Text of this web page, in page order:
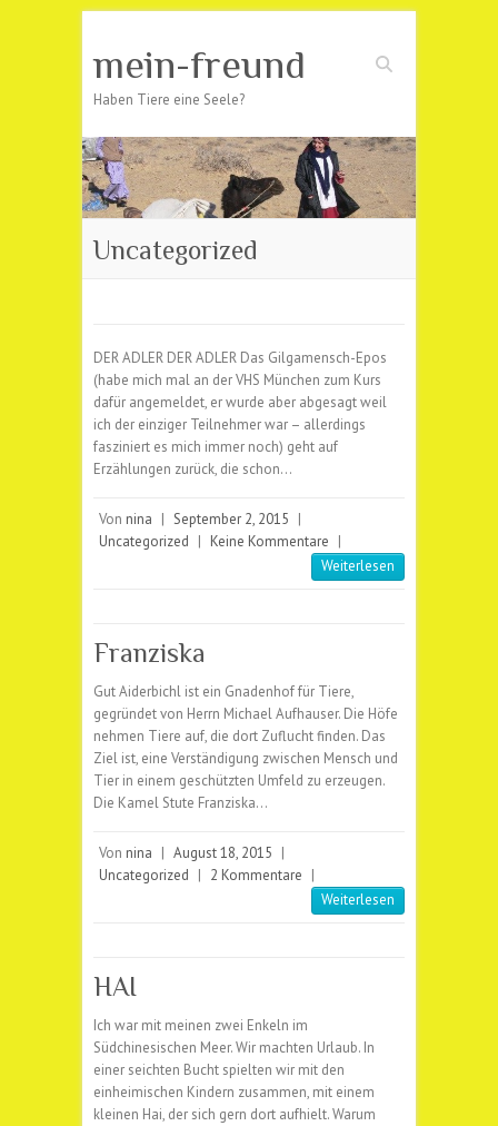
Suchen
mein-freund
Haben Tiere eine Seele?
Uncategorized
DER ADLER DER ADLER Das Gilgamensch-Epos
(habe mich mal an der VHS München zum Kurs
dafür angemeldet, er wurde aber abgesagt weil
ich der einziger Teilnehmer war – allerdings
fasziniert es mich immer noch) geht auf
Erzählungen zurück, die schon…
Von nina | September 2, 2015 |
Uncategorized | Keine Kommentare |
Weiterlesen
Franziska
Gut Aiderbichl ist ein Gnadenhof für Tiere,
gegründet von Herrn Michael Aufhauser. Die Höfe
nehmen Tiere auf, die dort Zuflucht finden. Das
Ziel ist, eine Verständigung zwischen Mensch und
Tier in einem geschützten Umfeld zu erzeugen.
Die Kamel Stute Franziska…
Von nina | August 18, 2015 |
Uncategorized | 2 Kommentare |
Weiterlesen
HAI
Ich war mit meinen zwei Enkeln im
Südchinesischen Meer. Wir machten Urlaub. In
einer seichten Bucht spielten wir mit den
einheimischen Kindern zusammen, mit einem
kleinen Hai, der sich gern dort aufhielt. Warum